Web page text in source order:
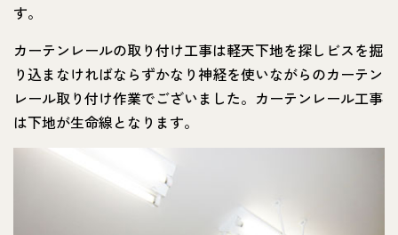
す。
カーテンレールの取り付け工事は軽天下地を探しビスを掘
り込まなければならずかなり神経を使いながらのカーテン
レール取り付け作業でございました。カーテンレール工事
は下地が生命線となります。